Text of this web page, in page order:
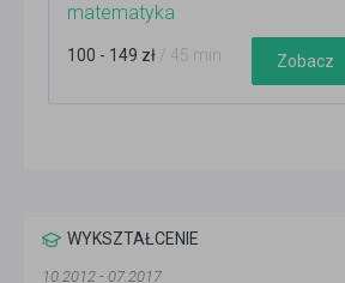
matematyka
100 - 149 zł / 45 min Zobacz
WYKSZTAŁCENIE
10.2012 - 07.2017